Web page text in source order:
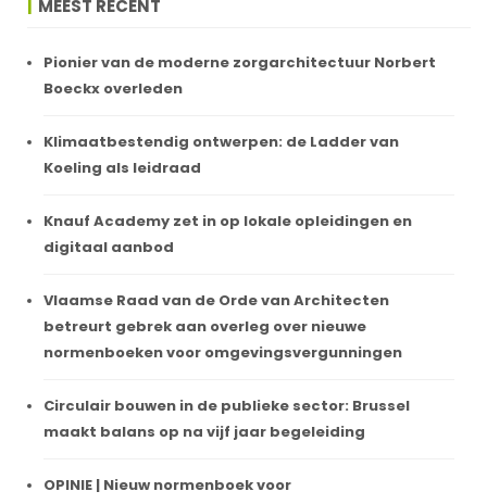
MEEST RECENT
Pionier van de moderne zorgarchitectuur Norbert
Boeckx overleden
Klimaatbestendig ontwerpen: de Ladder van
Koeling als leidraad
Knauf Academy zet in op lokale opleidingen en
digitaal aanbod
Vlaamse Raad van de Orde van Architecten
betreurt gebrek aan overleg over nieuwe
normenboeken voor omgevingsvergunningen
Circulair bouwen in de publieke sector: Brussel
maakt balans op na vijf jaar begeleiding
OPINIE | Nieuw normenboek voor